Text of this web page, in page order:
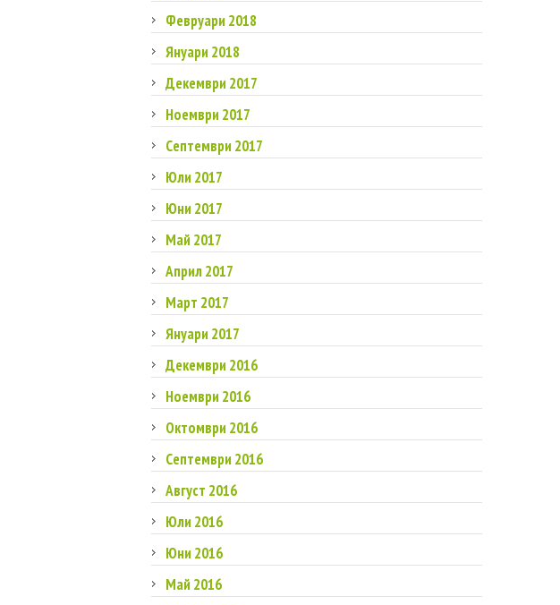
Февруари 2018
Януари 2018
Декември 2017
Ноември 2017
Септември 2017
Юли 2017
Юни 2017
Май 2017
Април 2017
Март 2017
Януари 2017
Декември 2016
Ноември 2016
Октомври 2016
Септември 2016
Август 2016
Юли 2016
Юни 2016
Май 2016